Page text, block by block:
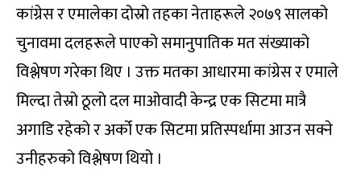
कांग्रेस र एमालेका दोस्रो तहका नेताहरूले २०७९ सालको
चुनावमा दलहरूले पाएको समानुपातिक मत संख्याको
विश्लेषण गरेका थिए । उक्त मतका आधारमा कांग्रेस र एमाले
मिल्दा तेस्रो ठूलो दल माओवादी केन्द्र एक सिटमा मात्रै
अगाडि रहेको र अर्को एक सिटमा प्रतिस्पर्धामा आउन सक्ने
उनीहरुको विश्लेषण थियो ।